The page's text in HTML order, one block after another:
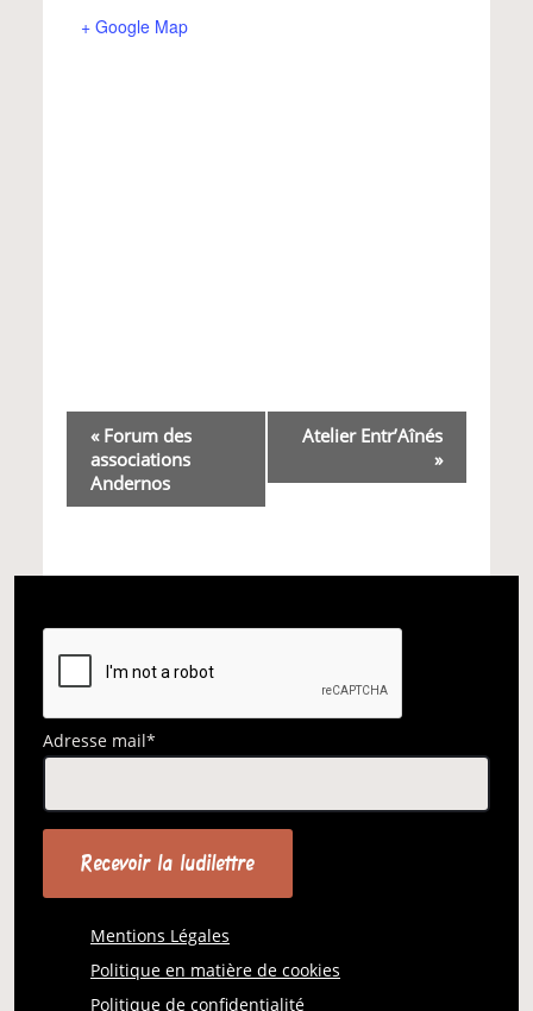
+ Google Map
Navigation
Évènement
«Forum des
associations
Andernos
Atelier Entr’Aînés
»
Adresse mail*
Mentions Légales
Politique en matière de cookies
Politique de confidentialité